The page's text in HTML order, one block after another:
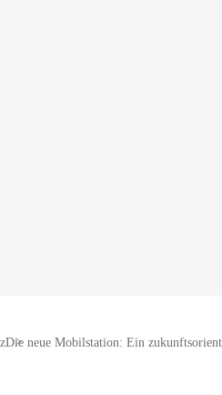
Die neue Mobilstation: Ein